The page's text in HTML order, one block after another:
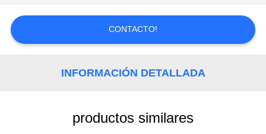
CONTACTA
NOSOTROS
SOLICITAR
CONTACTO!
INFORMACIÓN DETALLADA
productos similares